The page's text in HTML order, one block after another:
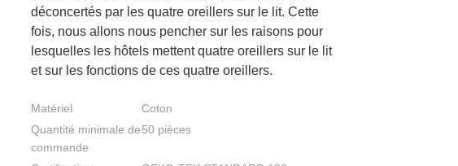
déconcertés par les quatre oreillers sur le lit. Cette
fois, nous allons nous pencher sur les raisons pour
lesquelles les hôtels mettent quatre oreillers sur le lit
et sur les fonctions de ces quatre oreillers.
Matériel
Coton
Quantité minimale de
commande
50 pièces